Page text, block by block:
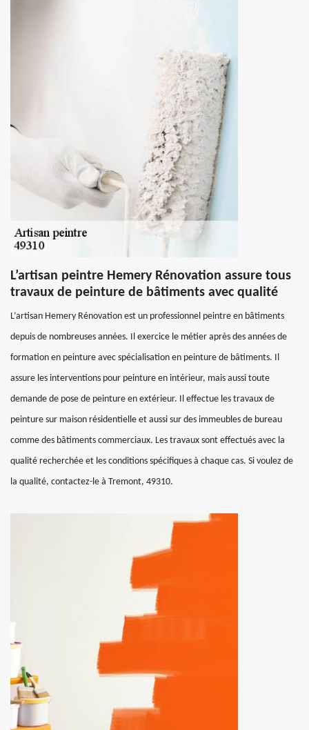
L’artisan peintre Hemery Rénovation assure tous
travaux de peinture de bâtiments avec qualité
L’artisan Hemery Rénovation est un professionnel peintre en bâtiments
depuis de nombreuses années. Il exercice le métier après des années de
formation en peinture avec spécialisation en peinture de bâtiments. Il
assure les interventions pour peinture en intérieur, mais aussi toute
demande de pose de peinture en extérieur. Il effectue les travaux de
peinture sur maison résidentielle et aussi sur des immeubles de bureau
comme des bâtiments commerciaux. Les travaux sont effectués avec la
qualité recherchée et les conditions spécifiques à chaque cas. Si voulez de
la qualité, contactez-le à Tremont, 49310.